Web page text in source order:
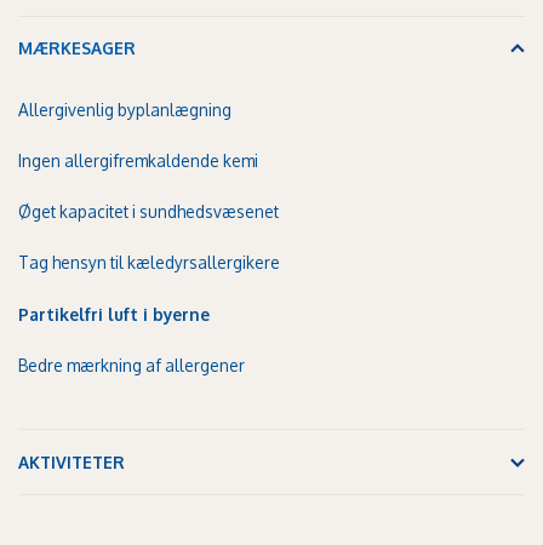
MÆRKESAGER
Allergivenlig byplanlægning
Ingen allergifremkaldende kemi
Øget kapacitet i sundhedsvæsenet
Tag hensyn til kæledyrsallergikere
Partikelfri luft i byerne
Bedre mærkning af allergener
AKTIVITETER